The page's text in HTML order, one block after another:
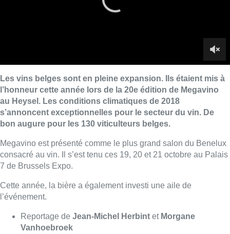
Megavino est présenté comme le plus grand salon du Benelux
Reportage deJean-Michel HerbintetMorgane
Vanhoebroek
Foire du Midi: les visiteurs au
rendez-vous grâce à la météo